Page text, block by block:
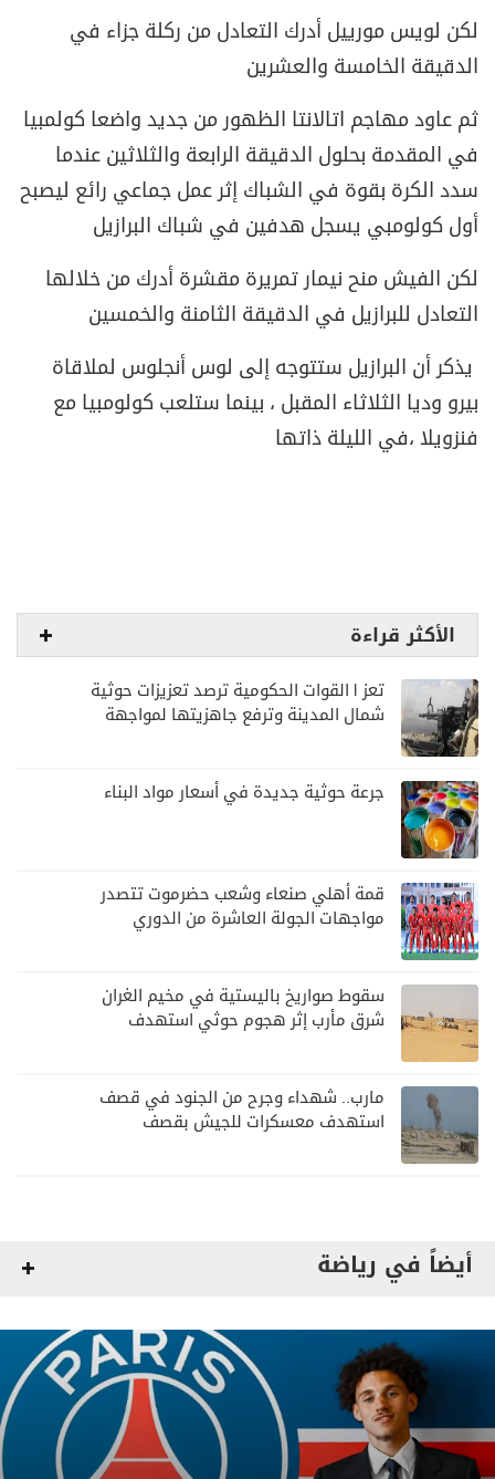
لكن لويس مورييل أدرك التعادل من ركلة جزاء في
الدقيقة الخامسة والعشرين
ثم عاود مهاجم اتالانتا الظهور من جديد واضعا كولمبيا
في المقدمة بحلول الدقيقة الرابعة والثلاثين عندما
سدد الكرة بقوة في الشباك إثر عمل جماعي رائع ليصبح
أول كولومبي يسجل هدفين في شباك البرازيل
لكن الفيش منح نيمار تمريرة مقشرة أدرك من خلالها
التعادل للبرازيل في الدقيقة الثامنة والخمسين
يذكر أن البرازيل ستتوجه إلى لوس أنجلوس لملاقاة
بيرو وديا الثلاثاء المقبل ، بينما ستلعب كولومبيا مع
فنزويلا ،في الليلة ذاتها
الأكثر قراءة
تعز | القوات الحكومية ترصد تعزيزات حوثية
شمال المدينة وترفع جاهزيتها لمواجهة
جرعة حوثية جديدة في أسعار مواد البناء
قمة أهلي صنعاء وشعب حضرموت تتصدر
مواجهات الجولة العاشرة من الدوري
سقوط صواريخ باليستية في مخيم الغران
شرق مأرب إثر هجوم حوثي استهدف
مارب.. شهداء وجرح من الجنود في قصف
استهدف معسكرات للجيش بقصف
أيضاً في رياضة